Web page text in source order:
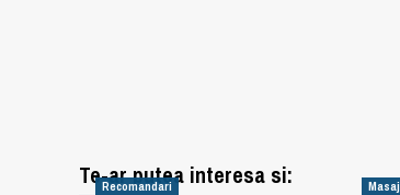
Te-ar putea interesa si:
Recomandari Masaj